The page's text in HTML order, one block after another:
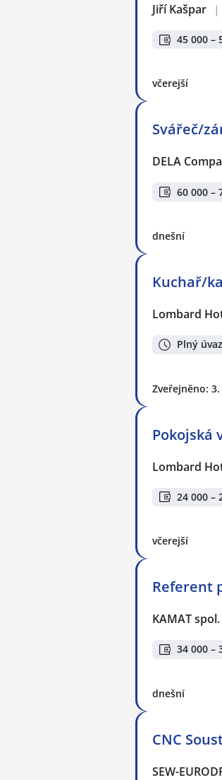
Jiří Kašpar |
45 000 –
včerejší
Svářeč/
DELA
60 000 –
dnešní
Kuchař/
Lombard
Plný
Zveřejněno:
Pokojská
Lombard
24 000 –
včerejší
Referent
KAMAT
34 000 –
dnešní
CNC
SEW-